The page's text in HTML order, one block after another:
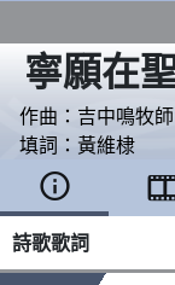
寧願在
作曲： 吉中鳴牧師
填詞： 黃維棣

詩歌歌詞